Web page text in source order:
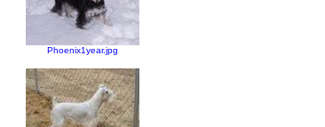
Phoenix1year.jpg